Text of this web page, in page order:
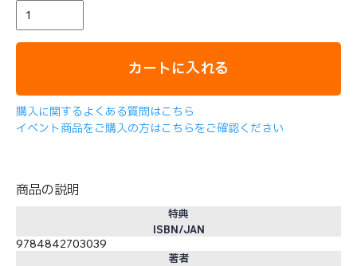
カートに入れる
購入に関するよくある質問はこちら
イベント商品をご購入の方はこちらをご確認ください
商品の説明
特典
ISBN/JAN
9784842703039
著者